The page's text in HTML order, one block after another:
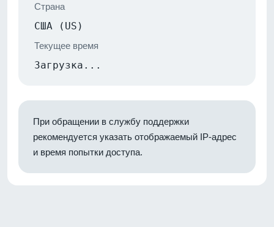
Страна
США (US)
Текущее время
Загрузка...
При обращении в службу поддержки
рекомендуется указать отображаемый IP-адрес
и время попытки доступа.